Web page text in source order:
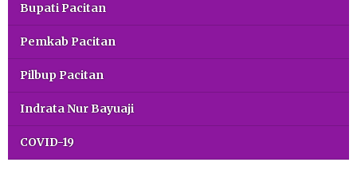
Bupati Pacitan
Pemkab Pacitan
Pilbup Pacitan
Indrata Nur Bayuaji
COVID-19